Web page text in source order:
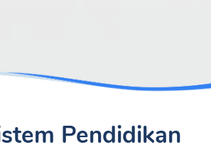
Pendidikan